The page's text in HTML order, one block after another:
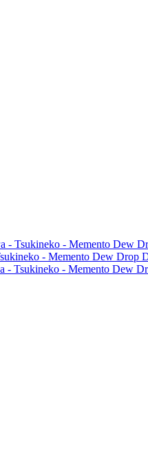
- Tsukineko - Memento Dew
- Memento Dew Drop
Tsukineko - Memento Dew